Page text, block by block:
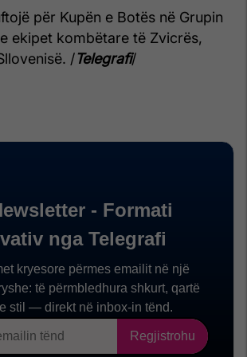
për Kupën e Botës në Grupin
ekipet kombëtare të Zvicrës,
/Telegrafi/